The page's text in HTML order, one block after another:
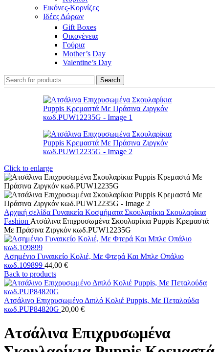
Εικόνες-Κορνίζες
Ιδέες Δώρων
Gift Boxes
Οικογένεια
Γούρια
Mother’s Day
Valentine’s Day
Search
Click to enlarge
Αρχική σελίδα Γυναικεία Κοσμήματα Σκουλαρίκια Σκουλαρίκια
Fashion Ατσάλινα Επιχρυσωμένα Σκουλαρίκια Puppis Κρεμαστά
Με Πράσινα Ζιργκόν κωδ.PUW12235G
Ασημένιο Γυναικείο Κολιέ, Με Φτερά Και Μπλε Οπάλιο
κωδ.109899 44,00 €
Back to products
Ατσάλινο Επιχρυσωμένο Διπλό Κολιέ Puppis, Με Πεταλούδα
κωδ.PUP84820G 20,00 €
Ατσάλινα Επιχρυσωμένα